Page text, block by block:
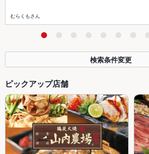
むらくもさん
検索条件変更
ピックアップ店舗